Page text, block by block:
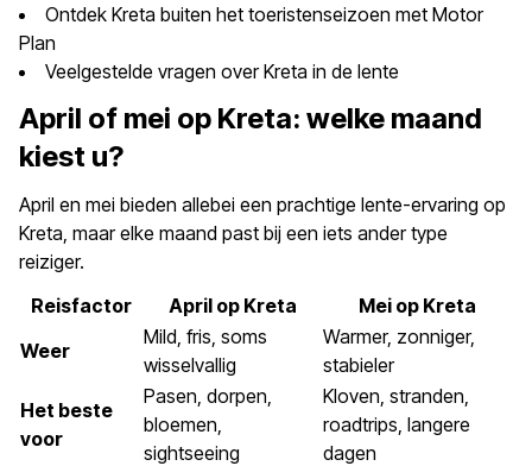
Ontdek Kreta buiten het toeristenseizoen met Motor
Plan
Veelgestelde vragen over Kreta in de lente
April of mei op Kreta: welke maand
kiest u?
April en mei bieden allebei een prachtige lente-ervaring op
Kreta, maar elke maand past bij een iets ander type
reiziger.
Reisfactor
April op Kreta
Mei op Kreta
Weer
Mild, fris, soms
wisselvallig
Warmer, zonniger,
stabieler
Het beste
voor
Pasen, dorpen,
bloemen,
sightseeing
Kloven, stranden,
roadtrips, langere
dagen